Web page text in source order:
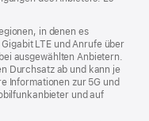
in denen es
LTE und Anrufe über
ausgewählten Anbietern.
Durchsatz ab und kann je
Informationen zur 5G und
und auf